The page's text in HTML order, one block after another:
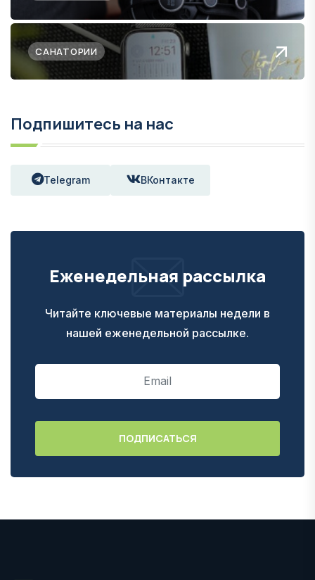
САНАТОРИИ
Подпишитесь на нас
Telegram ВКонтакте
Еженедельная рассылка
Читайте ключевые материалы недели в
нашей еженедельной рассылке.